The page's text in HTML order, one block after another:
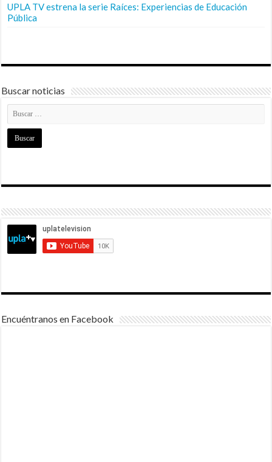
UPLA TV estrena la serie Raíces: Experiencias de Educación
Pública
Buscar noticias
Encuéntranos en Facebook